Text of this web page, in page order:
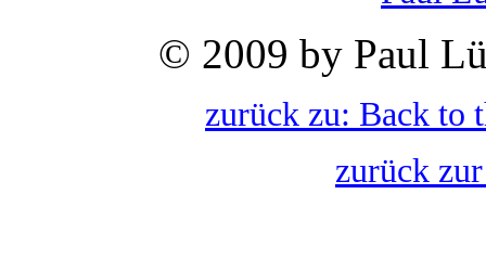
© 2009 by Paul
zurück zu: Back to
zurück